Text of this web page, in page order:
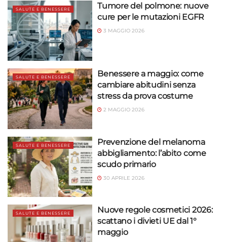
SALUTE E BENESSERE
Tumore del polmone: nuove
cure per le mutazioni EGFR
3 MAGGIO 2026
SALUTE E BENESSERE
Benessere a maggio: come
cambiare abitudini senza
stress da prova costume
2 MAGGIO 2026
SALUTE E BENESSERE
Prevenzione del melanoma
abbigliamento: l’abito come
scudo primario
30 APRILE 2026
SALUTE E BENESSERE
Nuove regole cosmetici 2026:
scattano i divieti UE dal 1°
maggio